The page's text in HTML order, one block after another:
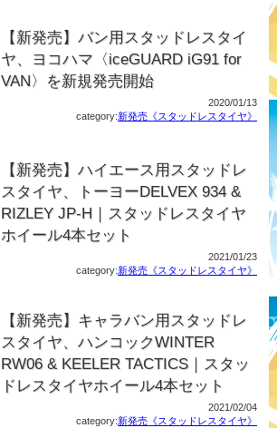
【新発売】バン用スタッドレスタイ
ヤ、ヨコハマ〈iceGUARD iG91 for
VAN〉を新規発売開始
2020/01/13
category:新発売《スタッドレスタイヤ》
【新発売】ハイエース用スタッドレ
スタイヤ、トーヨーDELVEX 934 &
RIZLEY JP-H｜スタッドレスタイヤ
ホイール4本セット
2021/01/23
category:新発売《スタッドレスタイヤ》
【新発売】キャラバン用スタッドレ
スタイヤ、ハンコックWINTER
RW06 & KEELER TACTICS｜スタッ
ドレスタイヤホイール4本セット
2021/02/04
category:新発売《スタッドレスタイヤ》